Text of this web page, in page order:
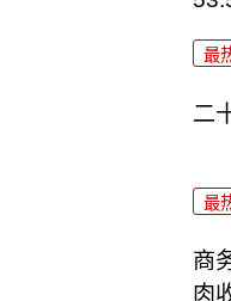
最
二
最
商
肉